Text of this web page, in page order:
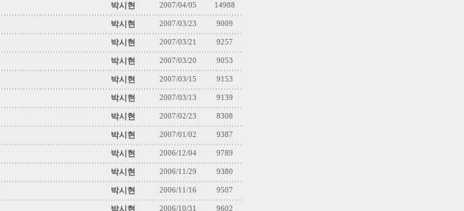
박시현 2007/04/05 14988
박시현 2007/03/23 9009
박시현 2007/03/21 9257
박시현 2007/03/20 9053
박시현 2007/03/15 9153
박시현 2007/03/13 9139
박시현 2007/02/23 8308
박시현 2007/01/02 9387
박시현 2006/12/04 9789
박시현 2006/11/29 9380
박시현 2006/11/16 9507
박시현 2006/10/31 9602